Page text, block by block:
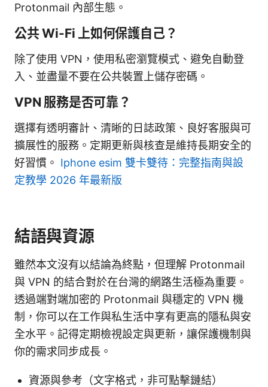
Protonmail 內部生態。
公共 Wi-Fi 上如何保護自己？
除了使用 VPN，使用私密瀏覽模式、避免自動登
入、並盡量不要在公共裝置上儲存密碼。
VPN 服務是否可靠？
選擇有透明審計、清晰的日誌政策、良好客服與可
擴展性的服務。定期更新與核查是維持長期安全的
好習慣。 Iphone esim 雙卡雙待：完整指南與設
定教學 2026 年最新版
結語與資源
雖然本文沒有以結論為終點，但理解 Protonmail
與 VPN 的結合對於在台灣的網路生活極為重要。
透過端對端加密的 Protonmail 與穩定的 VPN 機
制，你可以在工作與私生活中享有更高的隱私與安
全水平。記得定期檢視設定與更新，讓保護機制與
你的需求同步成長。
資源與參考（文字格式，非可點擊鏈結）